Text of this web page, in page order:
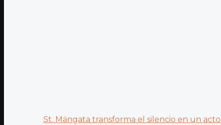
St. Mängata transforma el silencio en un